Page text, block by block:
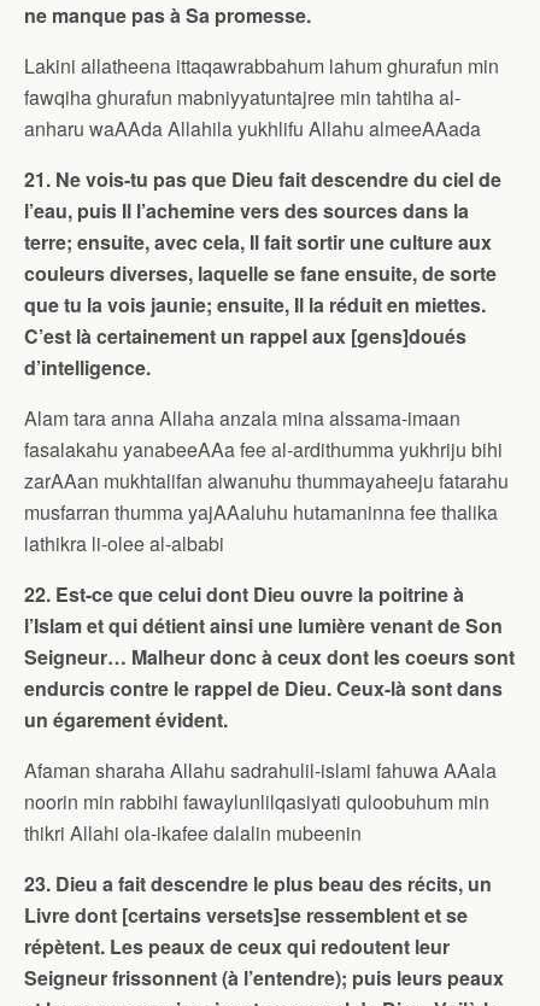
ne manque pas à Sa promesse.
Lakini allatheena ittaqawrabbahum lahum ghurafun min
fawqiha ghurafun mabniyyatuntajree min tahtiha al-
anharu waAAda Allahila yukhlifu Allahu almeeAAada
21. Ne vois-tu pas que Dieu fait descendre du ciel de
l’eau, puis Il l’achemine vers des sources dans la
terre; ensuite, avec cela, Il fait sortir une culture aux
couleurs diverses, laquelle se fane ensuite, de sorte
que tu la vois jaunie; ensuite, Il la réduit en miettes.
C’est là certainement un rappel aux [gens]doués
d’intelligence.
Alam tara anna Allaha anzala mina alssama-imaan
fasalakahu yanabeeAAa fee al-ardithumma yukhriju bihi
zarAAan mukhtalifan alwanuhu thummayaheeju fatarahu
musfarran thumma yajAAaluhu hutamaninna fee thalika
lathikra li-olee al-albabi
22. Est-ce que celui dont Dieu ouvre la poitrine à
l’Islam et qui détient ainsi une lumière venant de Son
Seigneur… Malheur donc à ceux dont les coeurs sont
endurcis contre le rappel de Dieu. Ceux-là sont dans
un égarement évident.
Afaman sharaha Allahu sadrahulil-islami fahuwa AAala
noorin min rabbihi fawaylunlilqasiyati quloobuhum min
thikri Allahi ola-ikafee dalalin mubeenin
23. Dieu a fait descendre le plus beau des récits, un
Livre dont [certains versets]se ressemblent et se
répètent. Les peaux de ceux qui redoutent leur
Seigneur frissonnent (à l’entendre); puis leurs peaux